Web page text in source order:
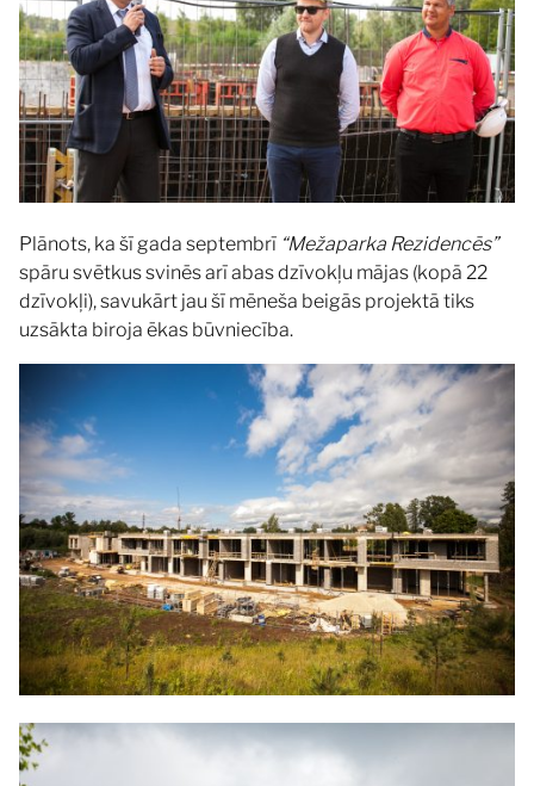
Plānots, ka šī gada septembrī “Mežaparka Rezidencēs”
spāru svētkus svinēs arī abas dzīvokļu mājas (kopā 22
dzīvokļi), savukārt jau šī mēneša beigās projektā tiks
uzsākta biroja ēkas būvniecība.